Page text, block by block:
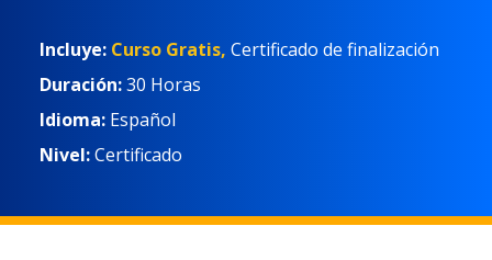
工作的能力。
Incluye: Curso Gratis, Certificado de finalización
Duración:30 Horas
Idioma: Español
Nivel:Certificado